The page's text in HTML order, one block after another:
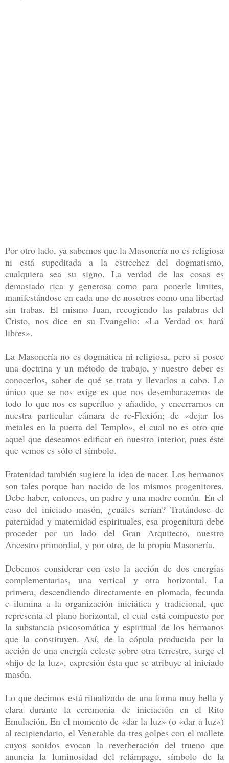
Por otro lado, ya sabemos que la Masonería no es religiosa
ni está supeditada a la estrechez del dogmatismo,
cualquiera sea su signo. La verdad de las cosas es
demasiado rica y generosa como para ponerle limites,
manifestándose en cada uno de nosotros como una libertad
sin trabas. El mismo Juan, recogiendo las palabras del
Cristo, nos dice en su Evangelio: «La Verdad os hará
libres».
La Masonería no es dogmática ni religiosa, pero si posee
una doctrina y un método de trabajo, y nuestro deber es
conocerlos, saber de qué se trata y llevarlos a cabo. Lo
único que se nos exige es que nos desembaracemos de
todo lo que nos es superfluo y añadido, y encerrarnos en
nuestra particular cámara de re-Flexión; de «dejar los
metales en la puerta del Templo», el cual no es otro que
aquel que deseamos edificar en nuestro interior, pues éste
que vemos es sólo el símbolo.
Fratenidad también sugiere la idea de nacer. Los hermanos
son tales porque han nacido de los mismos progenitores.
Debe haber, entonces, un padre y una madre común. En el
caso del iniciado masón, ¿cuáles serían? Tratándose de
paternidad y maternidad espirituales, esa progenitura debe
proceder por un lado del Gran Arquitecto, nuestro
Ancestro primordial, y por otro, de la propia Masonería.
Debemos considerar con esto la acción de dos energías
complementarias, una vertical y otra horizontal. La
primera, descendiendo directamente en plomada, fecunda
e ilumina a la organización iniciática y tradicional, que
representa el plano horizontal, el cual está compuesto por
la substancia psicosomática y espiritual de los hermanos
que la constituyen. Así, de la cópula producida por la
acción de una energía celeste sobre otra terrestre, surge el
«hijo de la luz», expresión ésta que se atribuye al iniciado
masón.
Lo que decimos está ritualizado de una forma muy bella y
clara durante la ceremonia de iniciación en el Rito
Emulación. En el momento de «dar la luz» (o «dar a luz»)
al recipiendario, el Venerable da tres golpes con el mallete
cuyos sonidos evocan la reverberación del trueno que
anuncia la luminosidad del relámpago, símbolo de la